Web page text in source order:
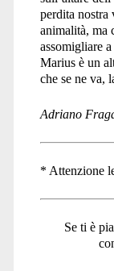
perdita nostra
animalità, ma
assomigliare
Marius è un
che se ne va,
Adriano
* Attenzione
Se ti è